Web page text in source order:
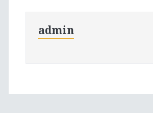
admin